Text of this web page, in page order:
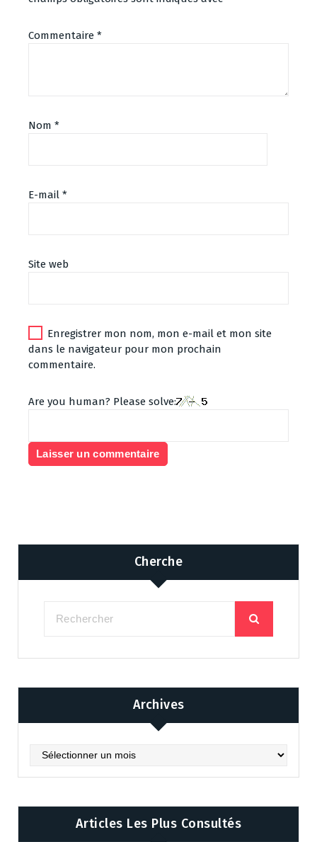
Commentaire *
Nom *
E-mail *
Site web
Enregistrer mon nom, mon e-mail et mon site
dans le navigateur pour mon prochain
commentaire.
Are you human? Please solve:
Cherche
Archives
Archives
Articles Les Plus Consultés